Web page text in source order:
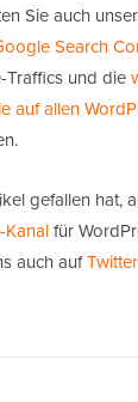
Sie auch
Search
Traffics und die
auf allen
gefallen hat,
Kanalfür
auch aufTwitter